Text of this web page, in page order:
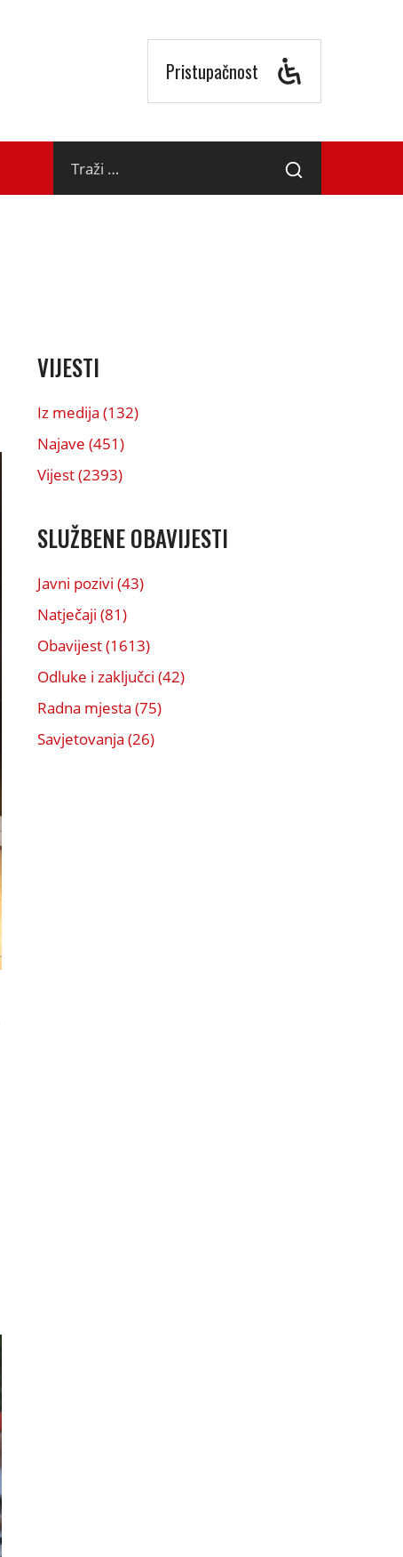
Pristupačnost
Traži
VIJESTI
Iz medija (132)
Najave (451)
Vijest (2393)
SLUŽBENE OBAVIJESTI
Javni pozivi (43)
Natječaji (81)
Obavijest (1613)
Odluke i zaključci (42)
Radna mjesta (75)
Savjetovanja (26)